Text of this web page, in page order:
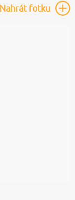
Nahrátfotku